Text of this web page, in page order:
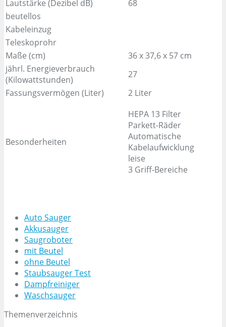
Lautstärke (Dezibel dB)
68
beutellos
Kabeleinzug
Teleskoprohr
Maße (cm)
36 x 37,6 x 57 cm
jährl. Energieverbrauch
(Kilowattstunden)
27
Fassungsvermögen (Liter)
2 Liter
Besonderheiten
HEPA 13 Filter
Parkett-Räder
Automatische
Kabelaufwicklung
leise
3 Griff-Bereiche
Auto Sauger
Akkusauger
Saugroboter
mit Beutel
ohne Beutel
StaubsaugerTest
Dampfreiniger
Waschsauger
Themenverzeichnis